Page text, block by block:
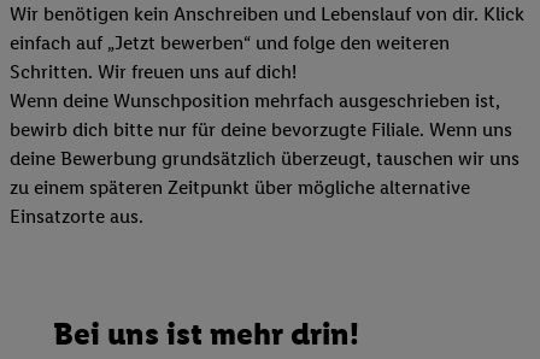
Wir benötigen kein Anschreiben und Lebenslauf von dir. Klick
einfach auf „Jetzt bewerben“ und folge den weiteren
Schritten. Wir freuen uns auf dich!
Wenn deine Wunschposition mehrfach ausgeschrieben ist,
bewirb dich bitte nur für deine bevorzugte Filiale. Wenn uns
deine Bewerbung grundsätzlich überzeugt, tauschen wir uns
zu einem späteren Zeitpunkt über mögliche alternative
Einsatzorte aus.
Bei uns ist mehr drin!